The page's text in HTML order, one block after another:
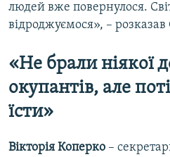
людей вже повернулося.
відроджуємося», –
«Не брали ніякої
окупантів, але
їсти»
Вікторія Коперко –